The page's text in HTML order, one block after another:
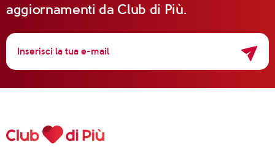
aggiornamenti da Club di Più.